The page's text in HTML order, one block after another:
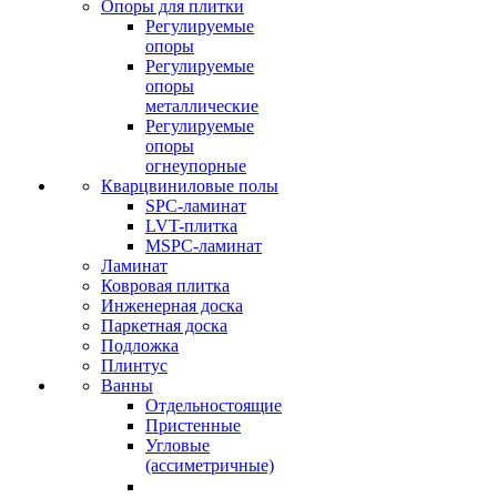
Опоры для плитки
Регулируемые
опоры
Регулируемые
опоры
металлические
Регулируемые
опоры
огнеупорные
Кварцвиниловые полы
SPC-ламинат
LVT-плитка
MSPC-ламинат
Ламинат
Ковровая плитка
Инженерная доска
Паркетная доска
Подложка
Плинтус
Ванны
Отдельностоящие
Пристенные
Угловые
(ассиметричные)